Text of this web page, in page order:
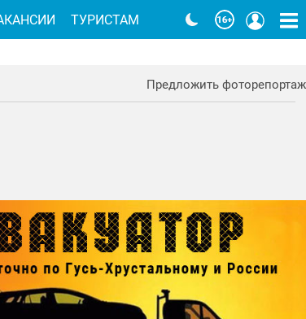
Предложить фоторепортаж
ТУРИСТАМ